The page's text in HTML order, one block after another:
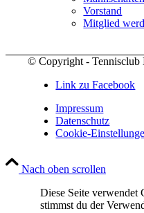
Vorstand
Mitglied
© Copyright - Tennisclub
Link zu Facebook
Impressum
Datenschutz
Cookie-
Nach oben scrollen
Diese Seite verwendet
stimmst du der